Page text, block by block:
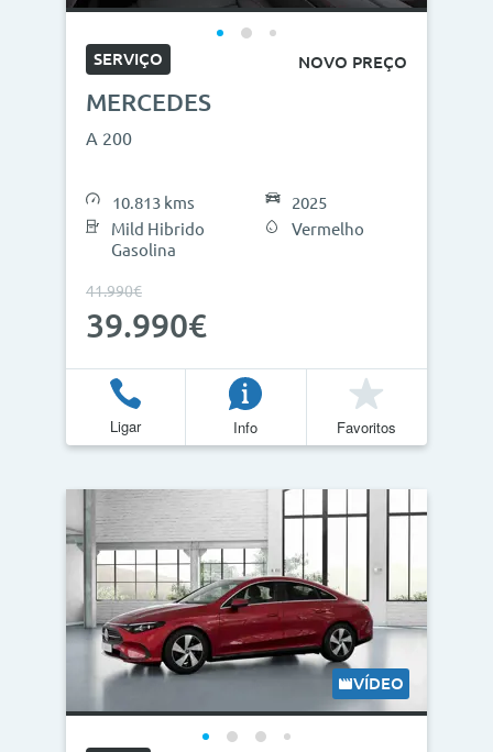
SERVIÇO NOVO PREÇO
MERCEDES
A 200
10.813 kms
Mild Hibrido
Gasolina
2025
Vermelho
41.990€
39.990€
Ligar Info Favoritos
VÍDEO